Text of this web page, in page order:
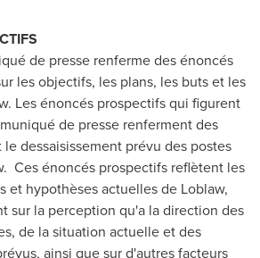
de presse renferme des énoncés
les objectifs, les plans, les buts et les
Les énoncés prospectifs qui figurent
de presse renferment des
dessaisissement prévu des postes
Ces énoncés prospectifs reflètent les
et hypothèses actuelles de Loblaw,
sur la perception qu'a la direction des
de la situation actuelle et des
ainsi que sur d'autres facteurs